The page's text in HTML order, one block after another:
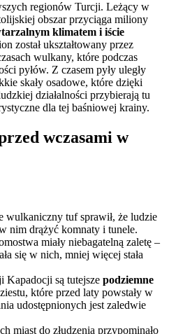
regionów Turcji. Leżący w
obszar przyciąga miliony
klimatem i iście
został ukształtowany przez
wulkany, które podczas
pyłów. Z czasem pyły uległy
skały osadowe, które dzięki
działalności przybierają tu
dla tej baśniowej krainy.
wczasami w
wulkaniczny tuf sprawił, że ludzie
nim drążyć komnaty i tunele.
miały niebagatelną zaletę –
się w nich, mniej więcej stała
Kapadocji są tutejsze podziemne
które przed laty powstały w
udostępnionych jest zaledwie
miast do złudzenia przypominało